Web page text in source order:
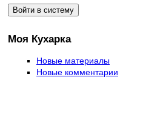
Моя Кухарка
Новые материалы
Новые комментарии